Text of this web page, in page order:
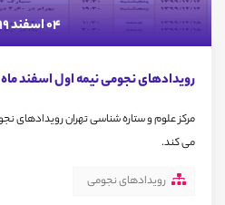
04 اسفند 1399
رویدادهای نجومی نیمه اول اسفند ماه 99
می کند.
رویدادهای نجومی